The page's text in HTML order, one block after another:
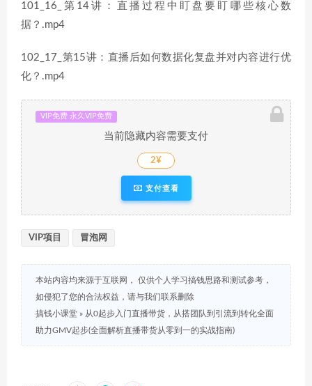
101_16_第14讲：直播过程中盯盘要盯哪些核心数
据？.mp4
102_17_第15讲：直播后如何数据化复盘并对内容进行优
化？.mp4
VIP免费 永久VIP免费
当前隐藏内容需要支付
2¥
支付查看
VIP项目 冒泡网
本站内容均来源于互联网， 仅供个人学习搞钱思路和测试参考，
如侵犯了您的合法权益，请与我们联系删除
搞钱小课堂 » 从0起步入门直播带货，​从搭团队到引流到转化全面
助力GMV起步(全面解析直播带货从零到一的实战指南)